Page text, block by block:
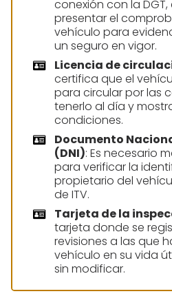
conexión con la
presentar el
vehículo para
un seguro en vigor.
Licencia de
certifica que el
para circular por las
tenerlo al día y
condiciones.
Documento
(DNI): Es necesario
para verificar la
propietario del
de ITV.
Tarjeta de la
tarjeta donde se
revisiones a las que
vehículo en su vida
sin modificar.